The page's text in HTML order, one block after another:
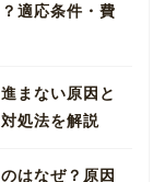
適応条件・費
まない原因と
処法を解説
はなぜ？原因